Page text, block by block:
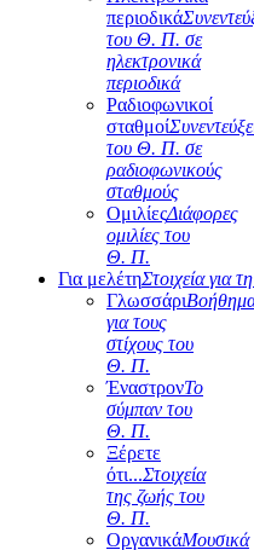
περιοδικά
του Θ. Π. σε
ηλεκτρονικά
περιοδικά
Ραδιοφωνικοί
σταθμοί
του Θ. Π. σε
ραδιοφωνικούς
σταθμούς
ΟμιλίεςΔιάφορες
ομιλίες του
Θ. Π.
Για μελέτηΣτοιχεία για
Γλωσσάρι
για τους
στίχους του
Θ. Π.
ΈναστρονΤο
σύμπαν του
Θ. Π.
Ξέρετε
ότι...Στοιχεία
της ζωής του
Θ. Π.
ΟργανικάΜουσικά